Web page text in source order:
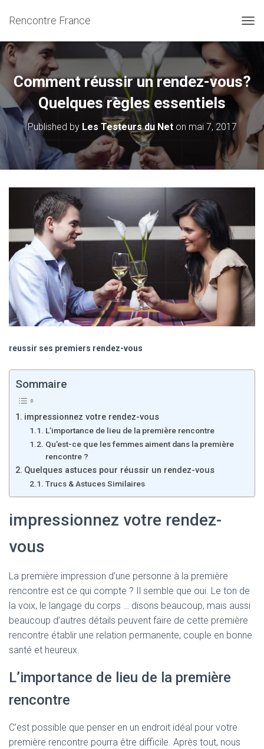
Rencontre France
Comment réussir un rendez-vous?
Quelques règles essentiels
Published by Les Testeurs du Neton mai 7, 2017
reussir ses premiers rendez-vous
Sommaire
impressionnez votre rendez-vous
L’importance de lieu de la première rencontre
Qu’est-ce que les femmes aiment dans la première
rencontre ?
Quelques astuces pour réussir un rendez-vous
Trucs & Astuces Similaires
impressionnez votre rendez-
vous
La première impression d’une personne à la première
rencontre est ce qui compte ? Il semble que oui. Le ton de
la voix, le langage du corps … disons beaucoup, mais aussi
beaucoup d’autres détails peuvent faire de cette première
rencontre établir une relation permanente, couple en bonne
santé et heureux.
L’importance de lieu de la première
rencontre
C’est possible que penser en un endroit idéal pour votre
première rencontre pourra être difficile. Après tout, nous